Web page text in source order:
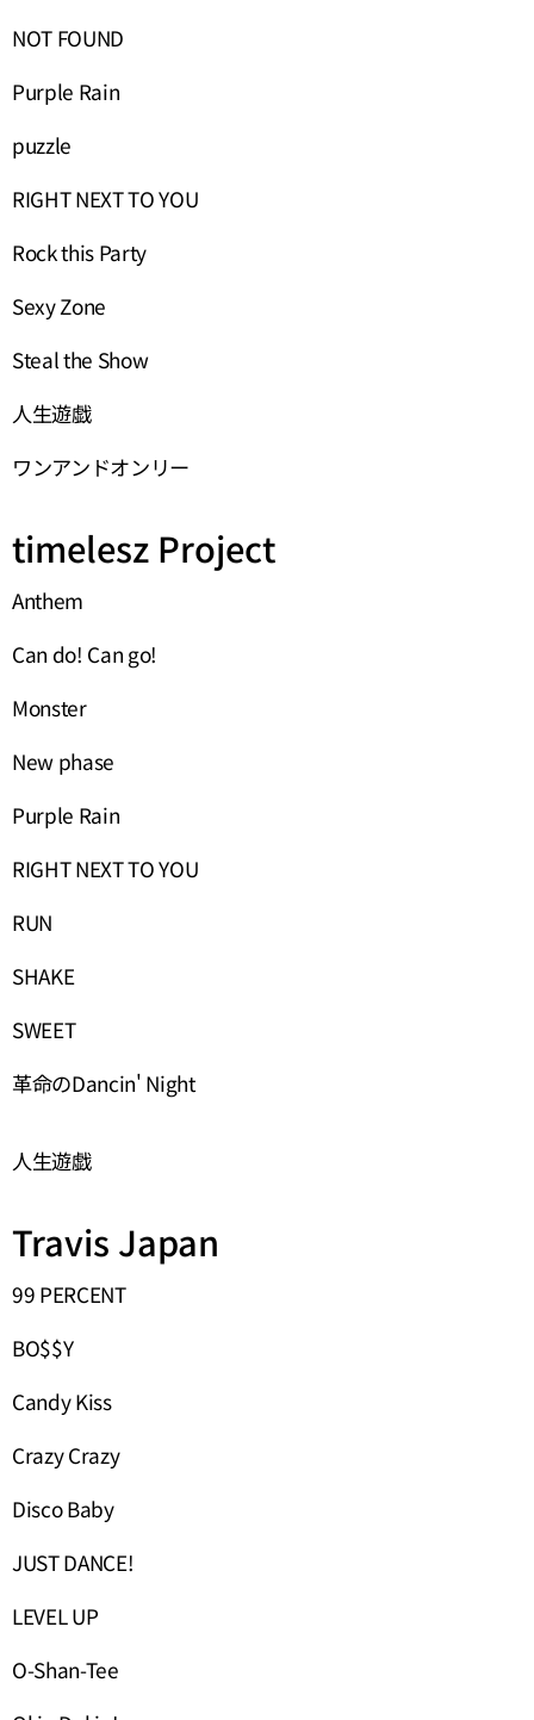
NOT FOUND
Purple Rain
puzzle
RIGHT NEXT TO YOU
Rock this Party
Sexy Zone
Steal the Show
人生遊戯
ワンアンドオンリー
timelesz Project
Anthem
Can do! Can go!
Monster
New phase
Purple Rain
RIGHT NEXT TO YOU
RUN
SHAKE
SWEET
革命のDancin' Night
人生遊戯
Travis Japan
99 PERCENT
BO$$Y
Candy Kiss
Crazy Crazy
Disco Baby
JUST DANCE!
LEVEL UP
O-Shan-Tee